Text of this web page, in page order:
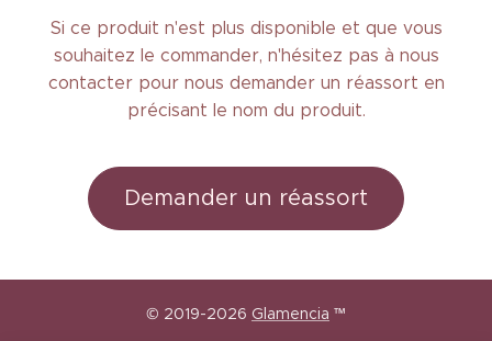
Si ce produit n'est plus disponible et que vous
souhaitez le commander, n'hésitez pas à nous
contacter pour nous demander un réassort en
précisant le nom du produit.
Demander un réassort
© 2019-2026 Glamencia ™